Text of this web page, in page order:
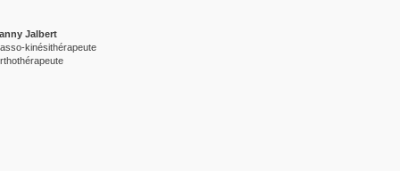
Jalbert
kinésithérapeute